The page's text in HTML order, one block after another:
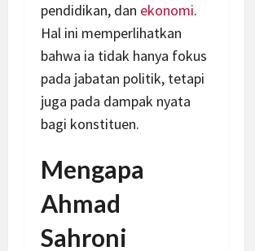
pendidikan, dan ekonomi.
Hal ini memperlihatkan
bahwa ia tidak hanya fokus
pada jabatan politik, tetapi
juga pada dampak nyata
bagi konstituen.
Mengapa
Ahmad
Sahroni